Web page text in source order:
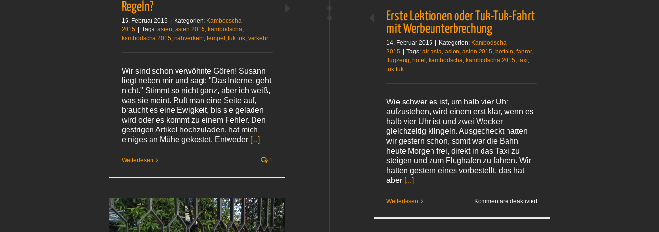
Regeln?
15. Februar 2015 Kategorien: Kambodscha
2015
Tags: asien, asien 2015, kambodscha,
kambodscha 2015, nahverkehr, tempel , tuk tuk, verkehr
Wir sind schon verwöhnte Gören! Susann
liegt neben mir und sagt: "Das Internet geht
nicht." Stimmt so nicht ganz, aber ich weiß,
was sie meint. Ruft man eine Seite auf,
braucht es eine Ewigkeit, bis sie geladen
wird oder es kommt zu einem Fehler. Den
gestrigen Artikel hochzuladen, hat mich
einiges an Mühe gekostet. Entweder [...]
Weiterlesen 1
Erste Lektionen oder Tuk-Tuk-Fahrt
mit Werbeunterbrechung
14. Februar 2015 Kategorien: Kambodscha
2015
Tags: air asia, asien, asien 2015, betteln, fahrer,
flugzeug, hotel , kambodscha, kambodscha 2015, taxi,
tuk tuk
Wie schwer es ist, um halb vier Uhr
aufzustehen, wird einem erst klar, wenn es
halb vier Uhr ist und zwei Wecker
gleichzeitig klingeln. Ausgecheckt hatten
wir gestern schon, somit war die Bahn
heute Morgen frei, direkt in das Taxi zu
steigen und zum Flughafen zu fahren. Wir
hatten gestern eines vorbestellt, das hat
aber [...]
Weiterlesen Kommentare deaktiviertfür